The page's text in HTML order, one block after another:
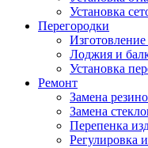
Установка
Перегородки
Лоджия и
Установка
Ремонт
Замена
Замена
Перепенка
Регулировка